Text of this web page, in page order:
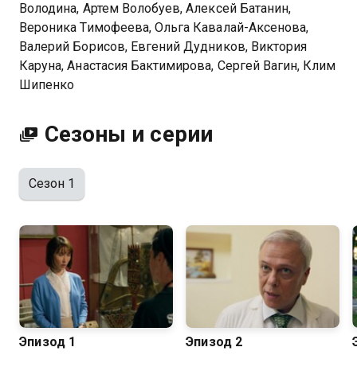
Володина, Артем Волобуев, Алексей Батанин,
Вероника Тимофеева, Ольга Кавалай-Аксенова,
Валерий Борисов, Евгений Дудников, Виктория
Каруна, Анастасия Бактимирова, Сергей Вагин, Клим
Шипенко
Сезоны и серии
Сезон 1
Эпизод 1 Эпизод 2